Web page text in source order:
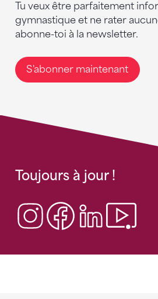
Tu veux être parfaitement
gymnastique et ne rater
abonne-toi à la newsletter.
S'abonner maintenant
Toujours à jour !